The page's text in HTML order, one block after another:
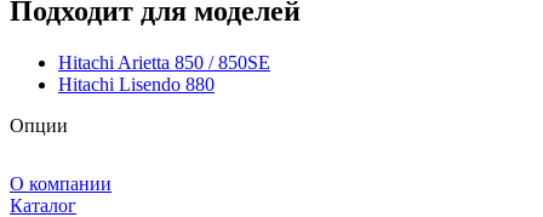
Подходит для моделей
Hitachi Arietta 850 / 850SE
Hitachi Lisendo 880
Опции
О компании
Каталог